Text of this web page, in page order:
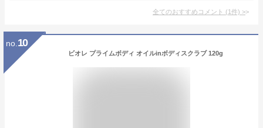
全てのおすすめコメント (1件) >
no. 10
ビオレ プライムボディ オイルinボディスクラブ 120g